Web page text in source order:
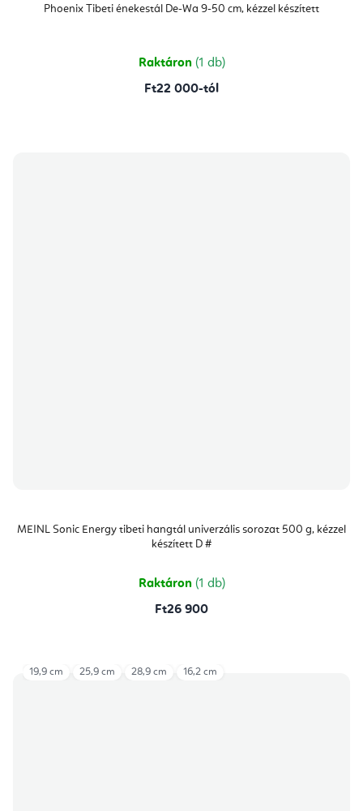
Phoenix Tibeti énekestál De-Wa 9-50 cm, kézzel készített
átlagos
értékelése
csillag.
Raktáron (1 db)
Ft22 000-tól
MEINL Sonic Energy tibeti hangtál univerzális sorozat 500 g, kézzel
készített D #
Raktáron (1 db)
Ft26 900
19,9 cm 25,9 cm 28,9 cm 16,2 cm